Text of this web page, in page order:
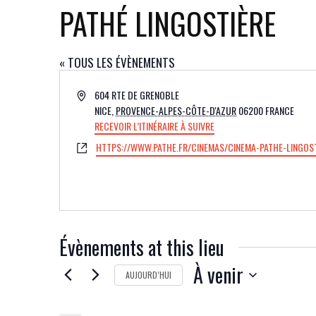
PATHÉ LINGOSTIÈRE
« TOUS LES ÉVÈNEMENTS
ADRESSE604 RTE DE GRENOBLE
NICE,PROVENCE-ALPES-CÔTE-D'AZUR06200FRANCE
RECEVOIR L’ITINÉRAIRE À SUIVRE
SITE
HTTPS://WWW.PATHE.FR/CINEMAS/CINEMA-PATHE-
Évènements at this lieu
AUJOURD’HUI À venir